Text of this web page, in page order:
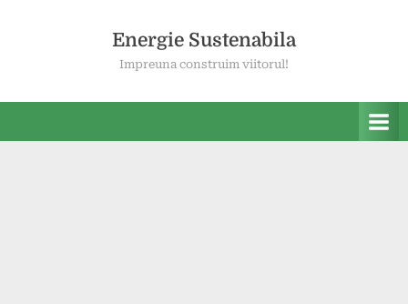
Energie Sustenabila
Impreuna construim viitorul!